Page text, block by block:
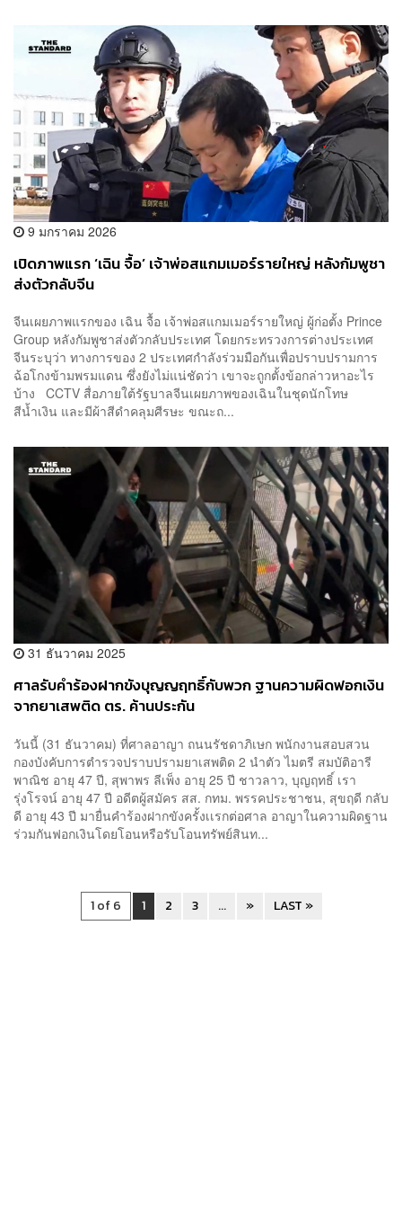
9 มกราคม 2026
เปิดภาพแรก ‘เฉิน จื้อ’ เจ้าพ่อสแกมเมอร์รายใหญ่ หลังกัมพูชา
ส่งตัวกลับจีน
จีนเผยภาพแรกของ เฉิน จื้อ เจ้าพ่อสแกมเมอร์รายใหญ่ ผู้ก่อตั้ง Prince
Group หลังกัมพูชาส่งตัวกลับประเทศ โดยกระทรวงการต่างประเทศ
จีนระบุว่า ทางการของ 2 ประเทศกำลังร่วมมือกันเพื่อปราบปรามการ
ฉ้อโกงข้ามพรมแดน ซึ่งยังไม่แน่ชัดว่า เขาจะถูกตั้งข้อกล่าวหาอะไร
บ้าง CCTV สื่อภายใต้รัฐบาลจีนเผยภาพของเฉินในชุดนักโทษ
สีน้ำเงิน และมีผ้าสีดำคลุมศีรษะ ขณะถ...
31 ธันวาคม 2025
ศาลรับคำร้องฝากขังบุญญฤทธิ์กับพวก ฐานความผิดฟอกเงิน
จากยาเสพติด ตร. ค้านประกัน
วันนี้ (31 ธันวาคม) ที่ศาลอาญา ถนนรัชดาภิเษก พนักงานสอบสวน
กองบังคับการตำรวจปราบปรามยาเสพติด 2 นำตัว ไมตรี สมบัติอารี
พาณิช อายุ 47 ปี, สุพาพร ลีเพ็ง อายุ 25 ปี ชาวลาว, บุญฤทธิ์ เรา
รุ่งโรจน์ อายุ 47 ปี อดีตผู้สมัคร สส. กทม. พรรคประชาชน, สุขฤดี กลับ
ดี อายุ 43 ปี มายื่นคำร้องฝากขังครั้งเเรกต่อศาล อาญาในความผิดฐาน
ร่วมกันฟอกเงินโดยโอนหรือรับโอนทรัพย์สินท...
1 of 6 1 2 3 ... » LAST »